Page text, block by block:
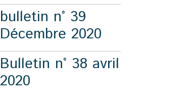
bulletin n° 39
Décembre 2020
Bulletin n° 38 avril
2020